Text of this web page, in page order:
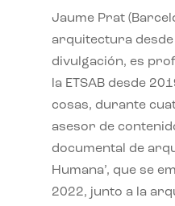
Jaume Prat
arquitectura desde
divulgación, es
la ETSAB desde
cosas, durante
asesor de
documental de
Humana’, que se
2022, junto a la